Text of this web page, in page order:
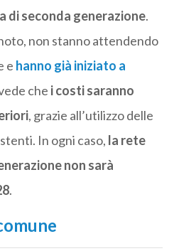
di seconda generazione.
non stanno attendendo
e hanno già iniziato a
che i costi saranno
, grazie all’utilizzo delle
In ogni caso, la rete
non sarà
.